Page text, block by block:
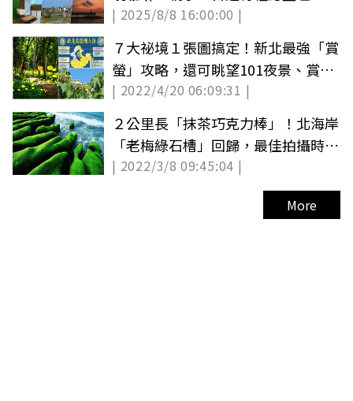
| 2025/8/8 16:00:00 |
７大祕境１張圖搞定！新北最強「賞
螢」攻略，還可眺望101夜景、賞油
桐花
| 2022/4/20 06:09:31 |
２公里長「抹茶巧克力棒」！北海岸
「老梅綠石槽」回歸，最佳拍攝時間
點曝光
| 2022/3/8 09:45:04 |
More